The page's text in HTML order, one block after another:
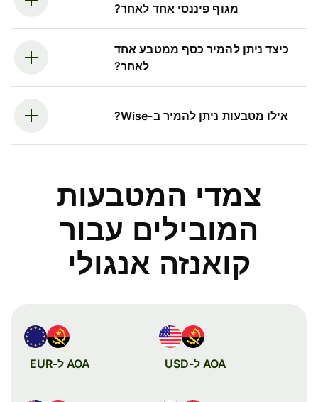
מגוף פיננסי אחד לאחר?
כיצד ניתן להמיר כסף ממטבע אחד
לאחר?
אילו מטבעות ניתן להמיר ב-Wise?
צמדי המטבעות
המובילים עבור
קואנזה אנגולי
AOA ל-USD AOA ל-EUR